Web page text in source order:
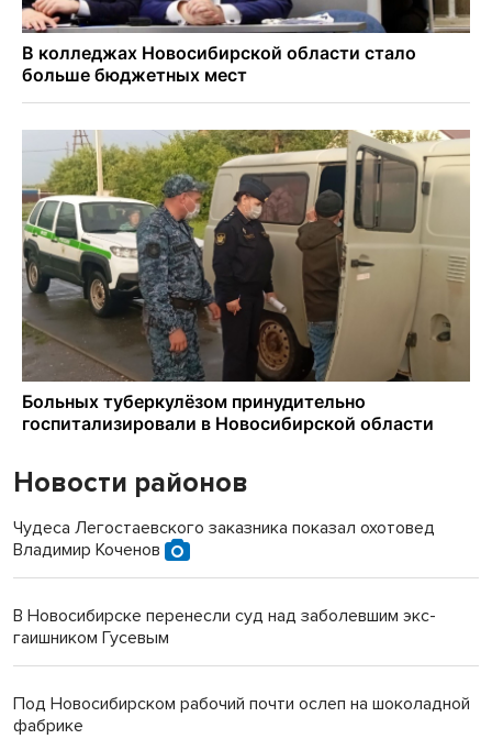
Новости районов
Чудеса Легостаевского заказника показал охотовед
Владимир Коченов
В Новосибирске перенесли суд над заболевшим экс-
гаишником Гусевым
Под Новосибирском рабочий почти ослеп на шоколадной
фабрике